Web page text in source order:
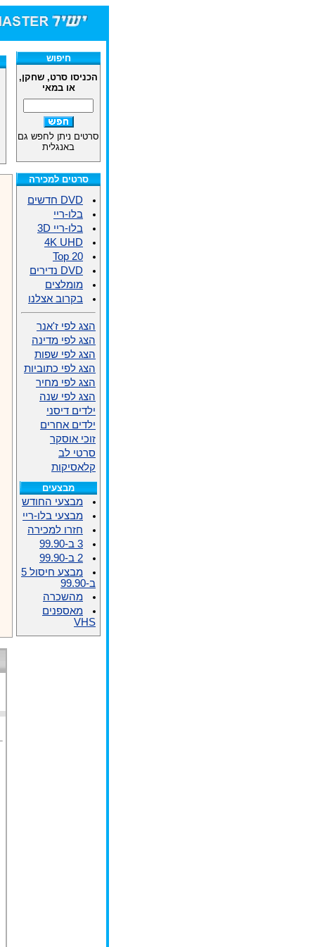
חיפוש
הכניסו סרט, שחקן,
או במאי
סרטים ניתן לחפש גם
באנגלית
סרטים למכירה
DVD חדשים
בלו-ריי
בלו-ריי 3D
4K UHD
Top 20
DVD נדירים
מומלצים
בקרוב אצלנו
הצג לפי ז'אנר
הצג לפי מדינה
הצג לפי שפות
הצג לפי כתוביות
הצג לפי מחיר
הצג לפי שנה
ילדים דיסני
ילדים אחרים
זוכי אוסקר
סרטי לב
קלאסיקות
מבצעים
מבצעי החודש
מבצעי בלו-ריי
חזרו למכירה
3 ב-99.90
2 ב-99.90
מבצע חיסול 5
ב-99.90
מהשכרה
מאספנים
VHS